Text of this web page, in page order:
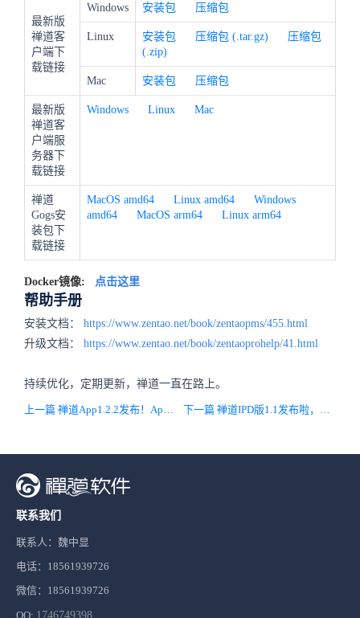
最新版
禅道客
户端下
载链接
Windows 安装包 压缩包
Linux 安装包 压缩包 (.tar.gz)
压缩包
(.zip)
Mac 安装包 压缩包
最新版
禅道客
户端服
务器下
载链接
Windows Linux Mac
禅道
Gogs安
装包下
载链接
MacOS amd64 Linux amd64
Windows
amd64
MacOS arm64 Linux arm64
Docker镜像: 点击这里
帮助手册
安装文档： https://www.zentao.net/book/zentaopms/455.html
升级文档： https://www.zentao.net/book/zentaoprohelp/41.html
持续优化，定期更新，禅道一直在路上。
联系我们
联系人：魏中显
电话：18561939726
微信：18561939726
QQ: 1746749398